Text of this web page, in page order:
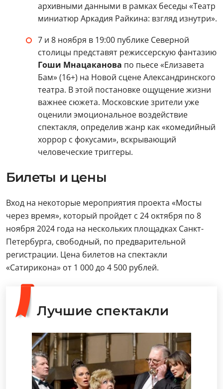
архивными данными в рамках беседы «Театр
миниатюр Аркадия Райкина: взгляд изнутри».
7 и 8 ноября в 19:00 публике Северной
столицы представят режиссерскую фантазию
Гоши Мнацаканова по пьесе «Елизавета
Бам» (16+) на Новой сцене Александринского
театра. В этой постановке ощущение жизни
важнее сюжета. Московские зрители уже
оценили эмоциональное воздействие
спектакля, определив жанр как «комедийный
хоррор с фокусами», вскрывающий
человеческие триггеры.
Билеты и цены
Вход на некоторые мероприятия проекта «Мосты
через время», который пройдет с 24 октября по 8
ноября 2024 года на нескольких площадках Санкт-
Петербурга, свободный, по предварительной
регистрации. Цена билетов на спектакли
«Сатирикона» от 1 000 до 4 500 рублей.
Лучшие спектакли